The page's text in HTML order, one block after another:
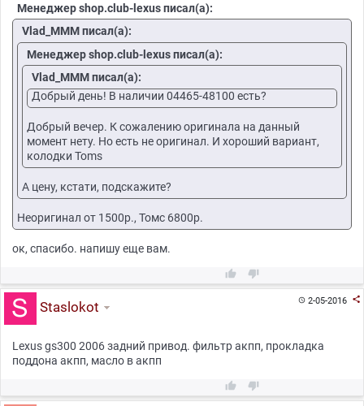
Менеджер shop.club-lexus писал(а):
Vlad_MMM писал(а):
Менеджер shop.club-lexus писал(а):
Vlad_MMM писал(а):
Добрый день! В наличии 04465-48100 есть?
Добрый вечер. К сожалению оригинала на данный
момент нету. Но есть не оригинал. И хороший вариант,
колодки Toms
А цену, кстати, подскажите?
Неоригинал от 1500р., Томс 6800р.
ок, спасибо. напишу еще вам.
 
2-05-2016 
Staslokot
Lеxus gs300 2006 задний привод. фильтр акпп, прокладка
поддона акпп, масло в акпп
 